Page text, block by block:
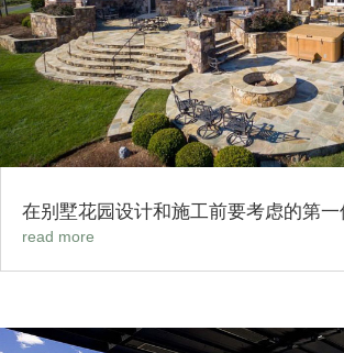
在别墅花园设计和施工前要考虑的第一
read more